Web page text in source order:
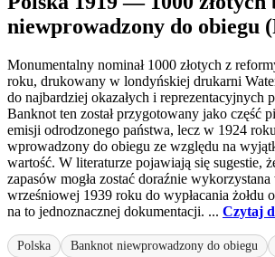
niewprowadzony do obiegu
Monumentalny nominał 1000 złotych z
roku, drukowany w londyńskiej drukarni
do najbardziej okazałych i reprezentacyjnych
Banknot ten został przygotowany jako część
emisji odrodzonego państwa, lecz w 1924
wprowadzony do obiegu ze względu na
wartość. W literaturze pojawiają się sugestie,
zapasów mogła zostać doraźnie
wrześniowej 1939 roku do wypłacania żołdu
na to jednoznacznej dokumentacji. ... Czytaj
Polska Banknot niewprowadzony do obiegu